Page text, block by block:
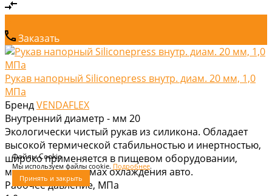
Файлы Cookie
Мы используем файлы cookie. Подробнее.
Принять и закрыть
Заказать
Рукав напорный Siliconepress внутр. диам. 20 мм, 1,0
МПа
БрендVENDAFLEX
Внутренний диаметр - мм 20
Экологически чистый рукав из силикона. Обладает
высокой термической стабильностью и инертностью,
широко применяется в пищевом оборудовании,
медицине и системах охлаждения авто.
Рабочее давление, МПа